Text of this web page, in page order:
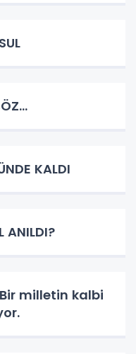
KALDI
ANILDI?